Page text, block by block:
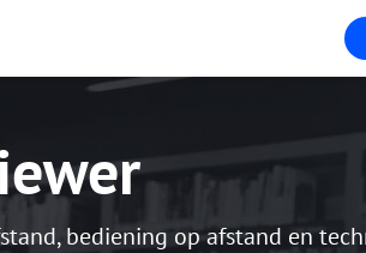
AnyViewer
bediening op afstand en